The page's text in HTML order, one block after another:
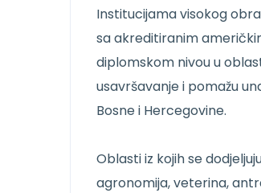
Institucijama visokog
sa akreditiranim
diplomskom nivou u
usavršavanje i pomažu
Bosne i Hercegovine.
Oblasti iz kojih se
agronomija, veterina,